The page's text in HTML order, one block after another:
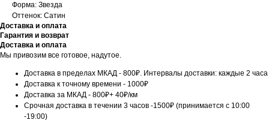
Форма: Звезда
Оттенок: Сатин
Доставка и оплата
Гарантия и возврат
Доставка и оплата
Мы привозим все готовое, надутое.
Доставка в пределах МКАД - 800₽. Интервалы доставки: каждые 2 часа
Доставка к точному времени - 1000₽
Доставка за МКАД - 800₽+ 40₽/км
Срочная доставка в течении 3 часов -1500₽ (принимается с 10:00
-19:00)